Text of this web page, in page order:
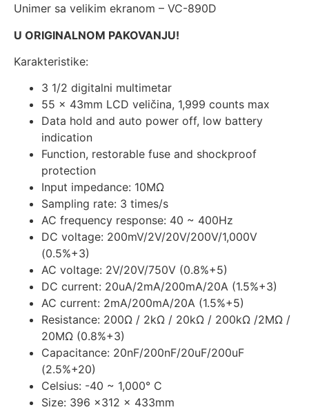
Unimer sa velikim ekranom – VC-890D
U ORIGINALNOM PAKOVANJU!
Karakteristike:
3 1/2 digitalni multimetar
55 x 43mm LCD veličina, 1,999 counts max
Data hold and auto power off, low battery
indication
Function, restorable fuse and shockproof
protection
Input impedance: 10MΩ
Sampling rate: 3 times/s
AC frequency response: 40 ~ 400Hz
DC voltage: 200mV/2V/20V/200V/1,000V
(0.5%+3)
AC voltage: 2V/20V/750V (0.8%+5)
DC current: 20uA/2mA/200mA/20A (1.5%+3)
AC current: 2mA/200mA/20A (1.5%+5)
Resistance: 200Ω / 2kΩ / 20kΩ / 200kΩ /2MΩ /
20MΩ (0.8%+3)
Capacitance: 20nF/200nF/20uF/200uF
(2.5%+20)
Celsius: -40 ~ 1,000° C
Size: 396 x312 x 433mm